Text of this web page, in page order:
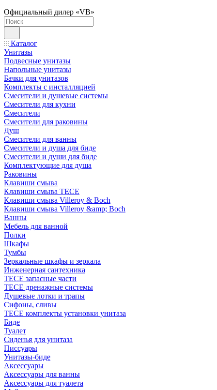
Официальный дилер «VB»
Каталог
Унитазы
Подвесные унитазы
Напольные унитазы
Бачки для унитазов
Комплекты с инсталляцией
Смесители и душевые системы
Смесители для кухни
Смесители
Смесители для раковины
Душ
Смесители для ванны
Смесители и душа для биде
Смесители и души для биде
Комплектующие для душа
Раковины
Клавиши смыва
Клавиши смыва TECE
Клавиши смыва Villeroy & Boch
Клавиши смыва Villeroy &amp; Boch
Ванны
Мебель для ванной
Полки
Шкафы
Тумбы
Зеркальные шкафы и зеркала
Инженерная сантехника
TECE запасные части
TECE дренажные системы
Душевые лотки и трапы
Сифоны, сливы
TECE комплекты установки унитаза
Биде
Туалет
Сиденья для унитаза
Писсуары
Унитазы-биде
Аксессуары
Аксессуары для ванны
Аксессуары для туалета